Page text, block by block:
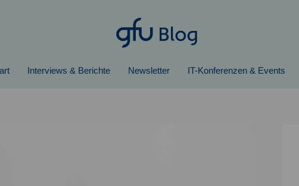
Interviews & Berichte Newsletter IT-Konferenzen & Events